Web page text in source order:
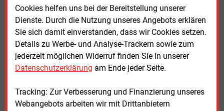
Cookies helfen uns bei der Bereitstellung unserer
Dienste. Durch die Nutzung unseres Angebots erklären
Sie sich damit einverstanden, dass wir Cookies setzen.
Details zu Werbe- und Analyse-Trackern sowie zum
jederzeit möglichen Widerruf finden Sie in unserer
Datenschutzerklärung am Ende jeder Seite.
Tracking: Zur Verbesserung und Finanzierung unseres
Webangebots arbeiten wir mit Drittanbietern
Gebäudeenergierechts. Der Verband mit Sitz in Berlin
warnte jedoch davor, dass eine Grüngasquote den
Aufbau einer Wasserstoffwirtschaft behindern
könnte. Vorstandsvorsitzender Andreas Kuhlmann
forderte deshalb eine eigenständige Wasserstoff-
Unterquote. Andernfalls bestehe die Gefahr, dass vor
würden, ohne den Aufbau neuer
Wasserstoffinfrastrukturen ausreichend